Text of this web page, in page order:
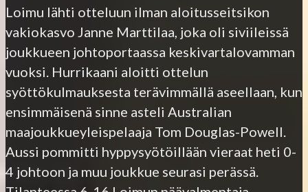
Loimu lähti otteluun ilman aloitusseitsikon
vakiokasvo Janne Marttilaa, joka oli siviileissä
joukkueen johtoportaassa keskivartalovamman
vuoksi. Hurrikaani aloitti ottelun
syöttökulmauksesta terävimmällä aseellaan, kun
ensimmäisenä sinne asteli Australian
maajoukkueyleispelaaja Tom Douglas-Powell.
Aussi pommitti hyppysyötöillään vieraat heti 0-
4 johtoon ja muu joukkue seurasi perässä.